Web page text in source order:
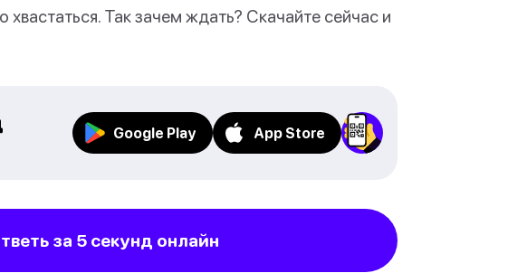
хвастаться. Так зачем ждать? Скачайте сейчас и
Google Play App Store
за 5 секунд онлайн